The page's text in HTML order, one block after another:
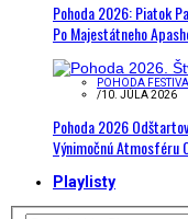
Pohoda 2026: Piatok
Po Majestátneho
POHODA
/10. JÚLA 2026
Pohoda 2026
Výnimočnú Atmosféru
Playlisty